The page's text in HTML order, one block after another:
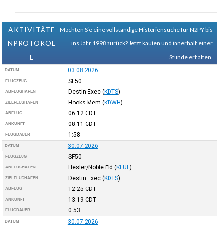
AKTIVITÄTE
NPROTOKOL
L
Möchten Sie eine vollständige Historiensuche für N2PY bis
ins Jahr 1998 zurück? Jetzt kaufen und innerhalb einer
Stunde erhalten.
DATUM 03.08.2026
FLUGZEUG SF50
ABFLUGHAFEN Destin Exec (KDTS)
ZIELFLUGHAFEN Hooks Mem (KDWH)
ABFLUG 06:12 CDT
ANKUNFT 08:11 CDT
FLUGDAUER 1:58
DATUM 30.07.2026
FLUGZEUG SF50
ABFLUGHAFEN Hesler/Noble Fld (KLUL )
ZIELFLUGHAFEN Destin Exec (KDTS)
ABFLUG 12:25 CDT
ANKUNFT 13:19 CDT
FLUGDAUER 0:53
DATUM 30.07.2026